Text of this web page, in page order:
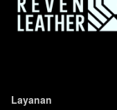
Layanan